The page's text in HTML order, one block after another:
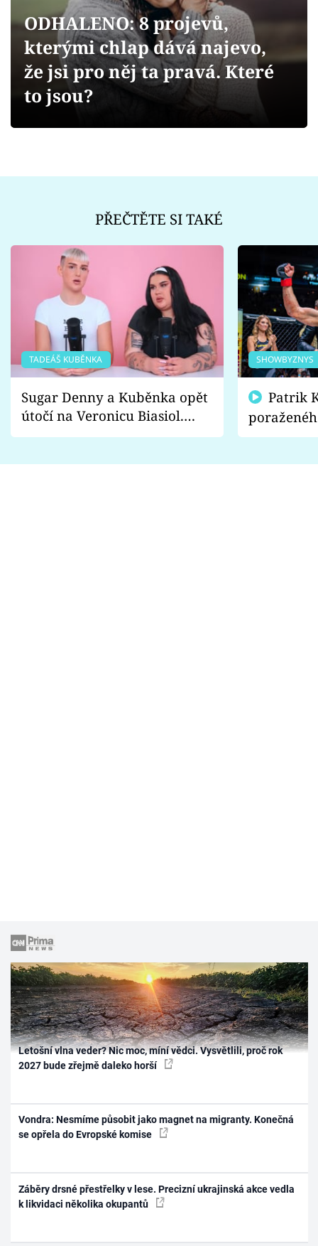
Videa
Sledujte prima+
ODHALENO: 8 projevů,
kterými chlap dává najevo,
že jsi pro něj ta pravá. Které
to jsou?
PŘEČTĚTE SI TAKÉ
TADEÁŠ KUBĚNKA
Sugar Denny a Kuběnka opět
útočí na Veronicu Biasiol.
Proč je podle nich falešná a
SHOWBYZNYS
fanoušci
Letošní vlna veder? Nic moc, míní vědci. Vysvětlili, proč rok
2027 bude zřejmě daleko horší
Vondra: Nesmíme působit jako magnet na migranty. Konečná
se opřela do Evropské komise
Záběry drsné přestřelky v lese. Precizní ukrajinská akce vedla
k likvidaci několika okupantů